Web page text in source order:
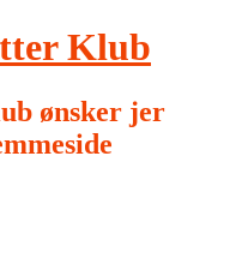
Klub
ønsker jer